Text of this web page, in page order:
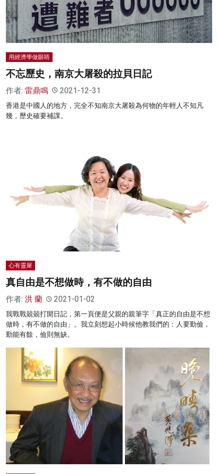
用經濟學做眼睛
不忘歷史，南京大屠殺的拉貝日記
作者: 雷鼎鳴 2021-12-31
香港是中國人的地方，完全不知南京大屠殺為何物的年輕人不知凡
幾，歷史確要補課。
心有靈犀
真自由是不想做時，有不做的自由
作者: 洪 蘭 2021-01-02
我戰戰兢兢打開日記，第一頁便是父親的親筆字「真正的自由是不想
做時，有不做的自由」。我立刻想起小時候他教我們的：人要勤儉，
勤能有餘，儉則無缺。